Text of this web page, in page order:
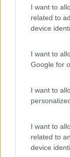
I want to
related to
device
I want to
Google for
I want to
I want to
related to
device
Io non capisco tutta
prossimi giorni? In
spendere quei
stesso momento,
Gremania.
Io non capisco
Cambia molto se
Questo significa
sopportano come